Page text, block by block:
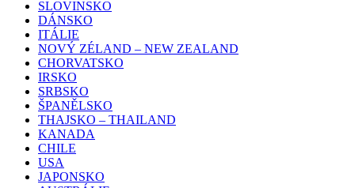
SLOVINSKO
DÁNSKO
ITÁLIE
NOVÝ ZÉLAND – NEW ZEALAND
CHORVATSKO
IRSKO
SRBSKO
ŠPANĚLSKO
THAJSKO – THAILAND
KANADA
CHILE
USA
JAPONSKO